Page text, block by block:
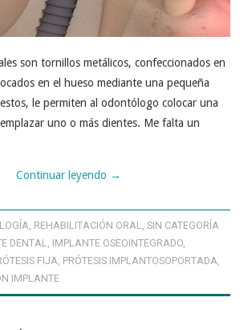
son tornillos metálicos, confeccionados en
en el hueso mediante una pequeña
le permiten al odontólogo colocar una
uno o más dientes. Me falta un
Continuar leyendo →
REHABILITACIÓN ORAL ,SIN CATEGORÍA
DENTAL IMPLANTE OSEOINTEGRADO
FIJA PRÓTESIS IMPLANTOSOPORTADA
IMPLANTE